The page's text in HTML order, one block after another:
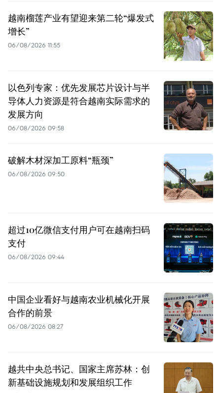
越南榴莲产业有望迎来第二轮“爆发式
增长”
06/08/2026 11:55
以色列专家：优先发展芯片设计与半
导体人力资源是符合越南实际需求的
发展方向
06/08/2026 09:58
破解木材深加工原料“瓶颈”
06/08/2026 09:50
超过10亿微信支付用户可在越南扫码
支付
06/08/2026 09:44
中国企业看好与越南农业机械化开展
合作的前景
06/08/2026 08:27
越共中央总书记、国家主席苏林：创
新基础设施规划和发展组织工作